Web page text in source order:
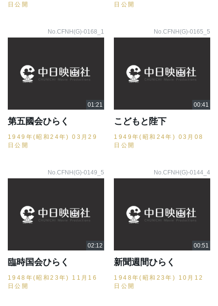
日公開
日公開
No.CFNH(G)-0168_1
第五國会ひらく
1949年(昭和24年) 03月29
日公開
No.CFNH(G)-0165_5
こどもと陛下
1949年(昭和24年) 03月08
日公開
No.CFNH(G)-0149_5
臨時国会ひらく
1948年(昭和23年) 11月16
日公開
No.CFNH(G)-0144_4
新聞週間ひらく
1948年(昭和23年) 10月12
日公開